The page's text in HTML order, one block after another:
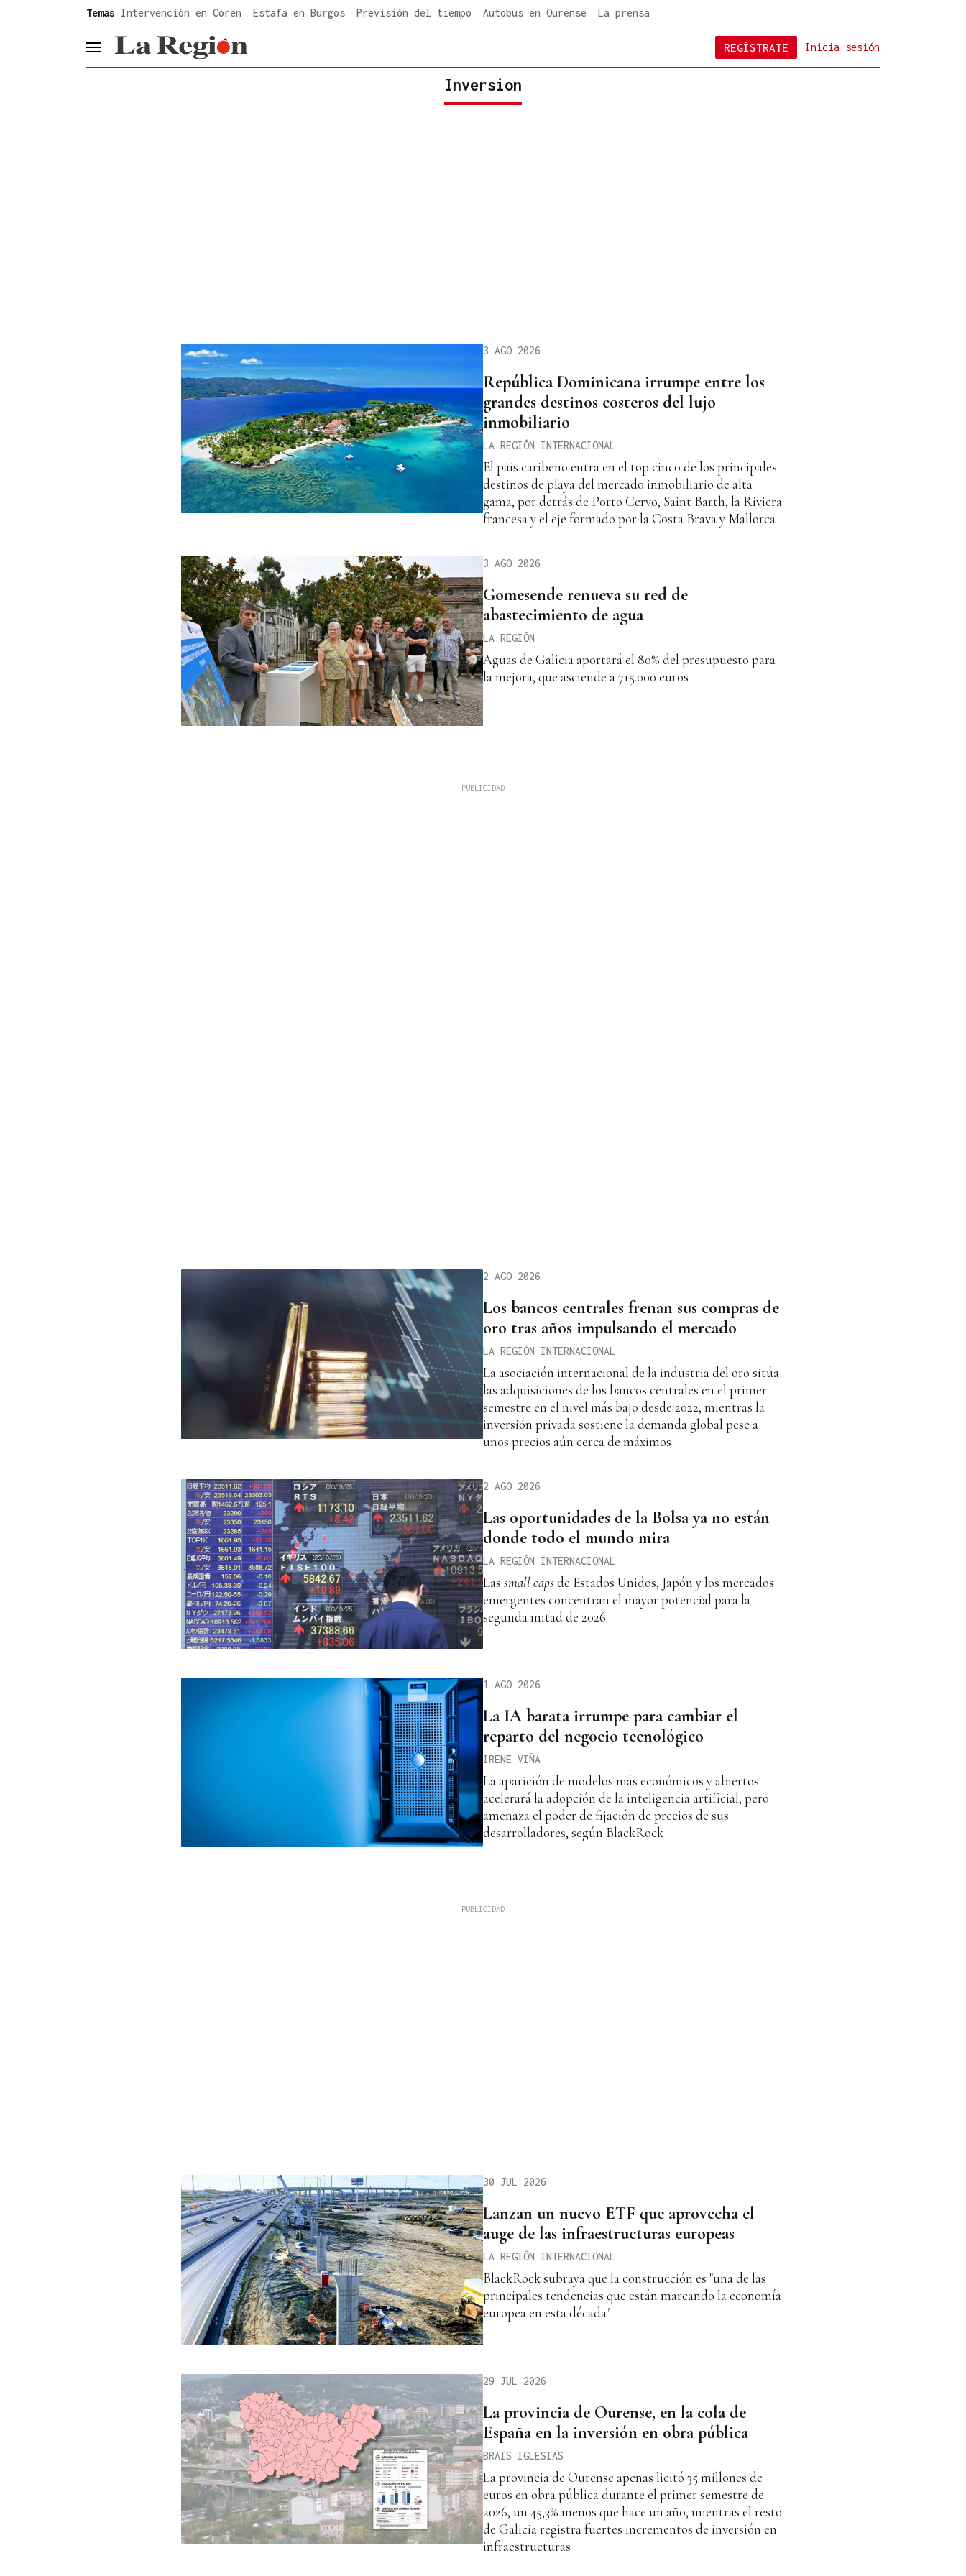
Temas Intervención en Coren Estafa en Burgos Previsión del tiempo Autobus en Ourense La prensa
header.menu.open Inicia sesión
REGÍSTRATE
Inversion
3 AGO 2026
República Dominicana irrumpe entre los
grandes destinos costeros del lujo
inmobiliario
LA REGIÓN INTERNACIONAL
El país caribeño entra en el top cinco de los principales
destinos de playa del mercado inmobiliario de alta
gama, por detrás de Porto Cervo, Saint Barth, la Riviera
francesa y el eje formado por la Costa Brava y Mallorca
3 AGO 2026
Gomesende renueva su red de
abastecimiento de agua
LA REGIÓN
Aguas de Galicia aportará el 80% del presupuesto para
la mejora, que asciende a 715.000 euros
2 AGO 2026
Los bancos centrales frenan sus compras de
oro tras años impulsando el mercado
LA REGIÓN INTERNACIONAL
La asociación internacional de la industria del oro sitúa
las adquisiciones de los bancos centrales en el primer
semestre en el nivel más bajo desde 2022, mientras la
inversión privada sostiene la demanda global pese a
unos precios aún cerca de máximos
2 AGO 2026
Las oportunidades de la Bolsa ya no están
donde todo el mundo mira
LA REGIÓN INTERNACIONAL
Las small capsde Estados Unidos, Japón y los mercados
emergentes concentran el mayor potencial para la
segunda mitad de 2026
1 AGO 2026
La IA barata irrumpe para cambiar el
reparto del negocio tecnológico
IRENE VIÑA
La aparición de modelos más económicos y abiertos
acelerará la adopción de la inteligencia artificial, pero
amenaza el poder de fijación de precios de sus
desarrolladores, según BlackRock
30 JUL 2026
Lanzan un nuevo ETF que aprovecha el
auge de las infraestructuras europeas
LA REGIÓN INTERNACIONAL
BlackRock subraya que la construcción es "una de las
principales tendencias que están marcando la economía
europea en esta década"
29 JUL 2026
La provincia de Ourense, en la cola de
España en la inversión en obra pública
BRAIS IGLESIAS
La provincia de Ourense apenas licitó 35 millones de
euros en obra pública durante el primer semestre de
2026, un 45,3% menos que hace un año, mientras el resto
de Galicia registra fuertes incrementos de inversión en
infraestructuras